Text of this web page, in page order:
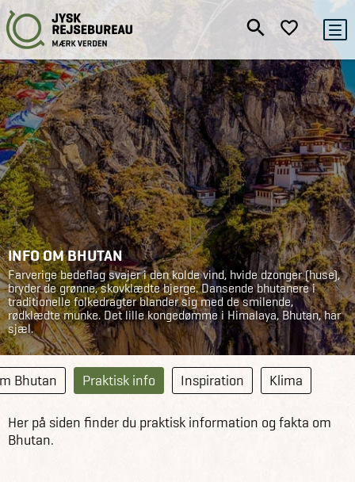
INFO OM BHUTAN
Farverige bedeflag svajer i den kolde vind, hvide dzonger (huse),
bryder de grønne, skovklædte bjerge. Dansende bhutanere i
traditionelle folkedragter blander sig med de smilende,
rødklædte munke. Det lille kongedømme i Himalaya, Bhutan, har
sjæl.
Bhutan Praktisk info Inspiration Klima
Her på siden finder du praktisk information og fakta om
Bhutan.